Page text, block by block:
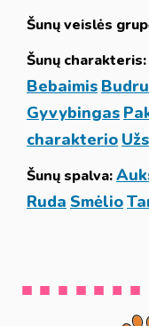
Šunų veislės
Šunų charakteris:
Bebaimis
Gyvybingas
charakterio
Šunų spalva:
Ruda Smėlio